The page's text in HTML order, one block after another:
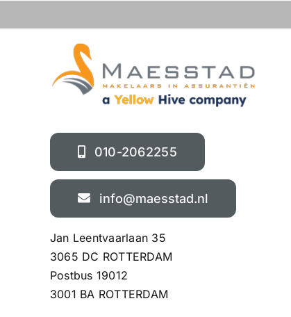
010-2062255
info@maesstad.nl
Jan Leentvaarlaan 35
3065 DC ROTTERDAM
Postbus 19012
3001 BA ROTTERDAM